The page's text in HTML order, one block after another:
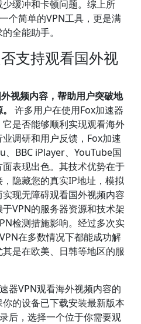
缓冲和卡顿问题。综上所
个简单的VPN工具，更是满
全能助手。
支持观看国外视
视频内容，帮助用户突破地
许多用户在使用Fox加速器
是否能够顺利实现观看海外
调研和用户反馈，Fox加速
BBC iPlayer、YouTube国
表现出色。其技术优势在于
隐藏您的真实IP地址，模拟
现无障碍观看国外视频内容
VPN的服务器资源和技术架
检测措施影响。经过多次实
在多数情况下都能成功解
是在欧美、日韩等地区的服
器VPN观看海外视频内容的
的设备已下载安装最新版本
后，选择一个位于你需要观